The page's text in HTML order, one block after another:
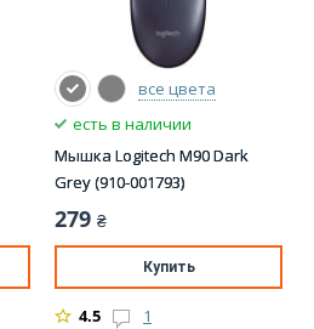
все цвета
есть в наличии
Мышка Logitech M90 Dark
Grey (910-001793)
279 ₴
Купить
4.5 1